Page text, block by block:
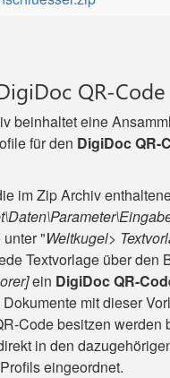
QR-
beinhaltet eine
für den DigiDoc QR-
im Zip Archiv
"Weltkugel>
Textvorlage über den
ein DigiDoc QR-
mit dieser
Code besitzen werden
in den
eingeordnet.